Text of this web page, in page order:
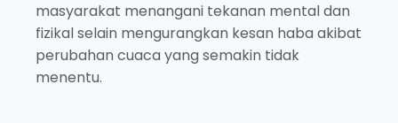
masyarakat menangani tekanan mental dan
fizikal selain mengurangkan kesan haba akibat
perubahan cuaca yang semakin tidak
menentu.